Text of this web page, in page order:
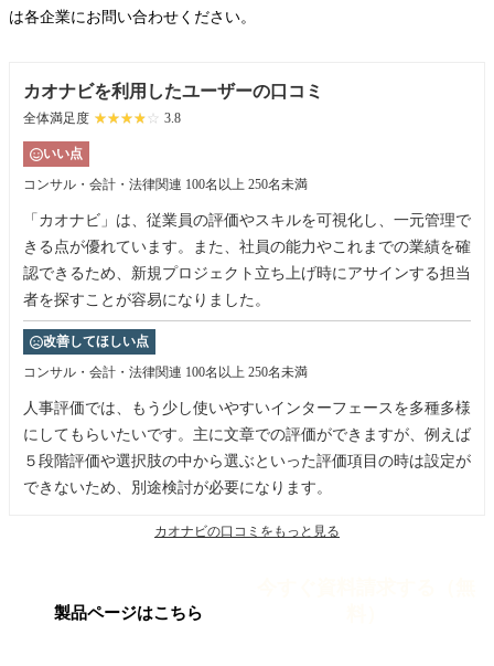
は各企業にお問い合わせください。
カオナビを利用したユーザーの口コミ
全体満足度 ☆☆☆☆☆
★★★★★ 3.8
いい点
コンサル・会計・法律関連 100名以上 250名未満
「カオナビ」は、従業員の評価やスキルを可視化し、一元管理で
きる点が優れています。また、社員の能力やこれまでの業績を確
認できるため、新規プロジェクト立ち上げ時にアサインする担当
者を探すことが容易になりました。
改善してほしい点
コンサル・会計・法律関連 100名以上 250名未満
人事評価では、もう少し使いやすいインターフェースを多種多様
にしてもらいたいです。主に文章での評価ができますが、例えば
５段階評価や選択肢の中から選ぶといった評価項目の時は設定が
できないため、別途検討が必要になります。
カオナビの口コミをもっと見る
製品ページはこちら